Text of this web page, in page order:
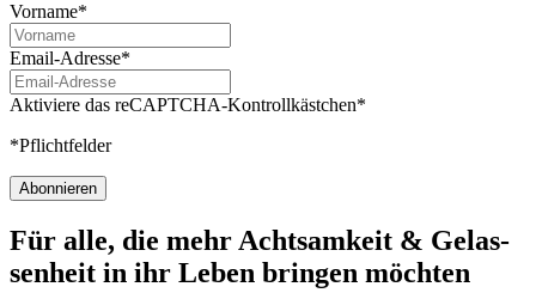
Vorname*
Email-Adresse*
Aktiviere das reCAPTCHA-Kontrollkästchen*
*Pflichtfelder
Abonnieren
Für alle, die mehr Acht­sam­keit & Gelas­
sen­heit in ihr Leben brin­gen möch­ten